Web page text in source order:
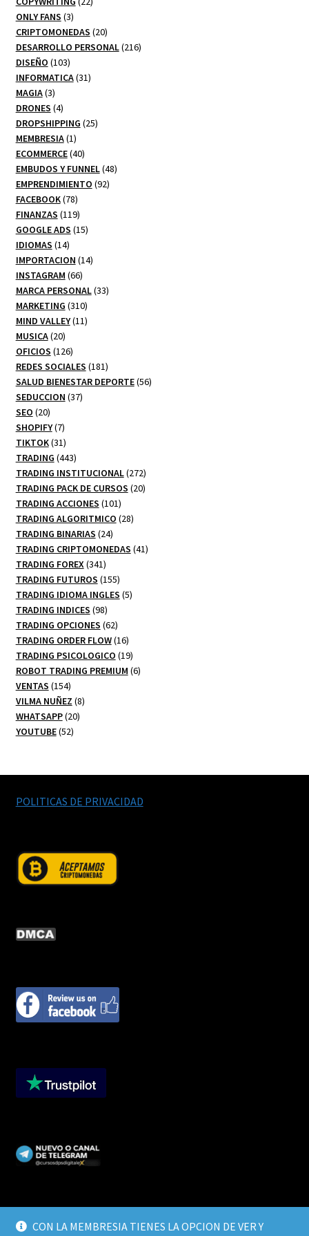
CON LA MEMBRESIA TIENES LA OPCION DE VER Y
ONLY FANS 33
productos
CRIPTOMONEDAS 2020
productos
DESARROLLO PERSONAL 216216
DISEÑO 103103
productos
INFORMATICA 3131
MAGIA 33
productos
DRONES 44
productos
DROPSHIPPING 2525
MEMBRESIA 11
producto
ECOMMERCE 4040
productos
EMBUDOS Y FUNNEL 4848
EMPRENDIMIENTO 9292
FACEBOOK 7878
productos
FINANZAS 119119
productos
GOOGLE ADS 1515
IDIOMAS 1414
productos
IMPORTACION 1414
INSTAGRAM 6666
productos
MARCA PERSONAL 3333
MARKETING 310310
productos
MIND VALLEY 1111
MUSICA 2020
productos
OFICIOS 126126
productos
REDES SOCIALES 181181
productos
SALUD BIENESTAR DEPORTE 5656
SEDUCCION 3737
SEO 2020
productos
SHOPIFY 77
productos
TIKTOK 3131
productos
TRADING 443443
productos
TRADING INSTITUCIONAL 272272
productos
TRADING PACK DE CURSOS 2020
TRADING ACCIONES 101101
productos
TRADING ALGORITMICO 2828
TRADING BINARIAS 2424
productos
TRADING CRIPTOMONEDAS 4141
TRADING FOREX 341341
productos
TRADING FUTUROS 155155
productos
TRADING IDIOMA INGLES 55
TRADING INDICES 9898
productos
TRADING OPCIONES 6262
productos
TRADING ORDER FLOW 1616
productos
TRADING PSICOLOGICO 1919
productos
ROBOT TRADING PREMIUM 66
VENTAS 154154
productos
VILMA NUÑEZ 88
WHATSAPP 2020
YOUTUBE 5252
POLITICAS DE PRIVACIDAD